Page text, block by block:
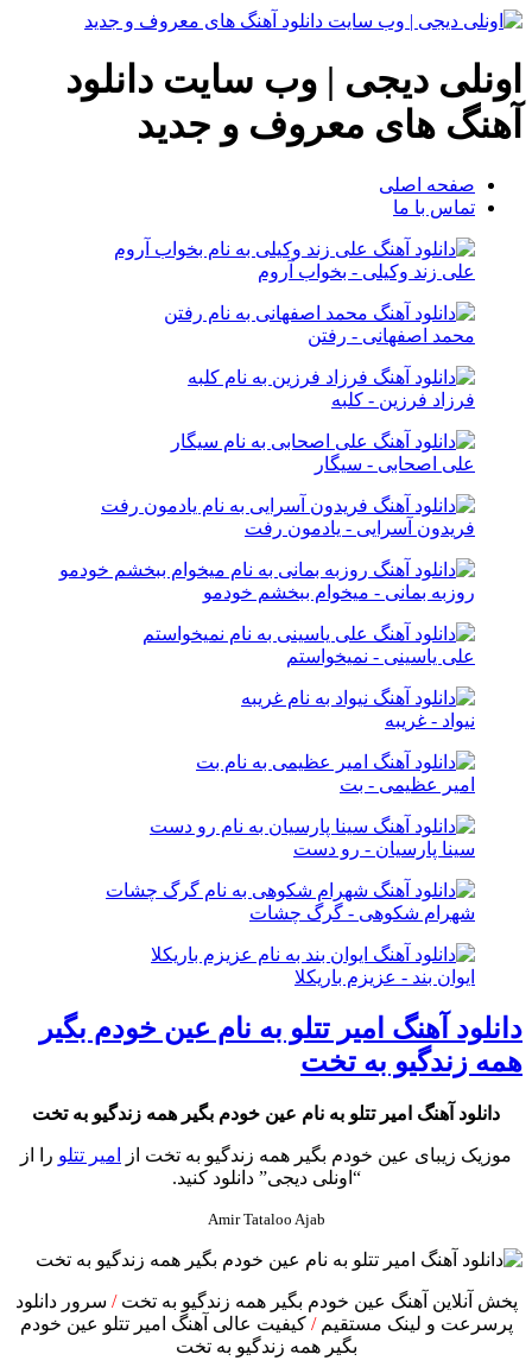
اونلی دیجی | وب سایت دانلود
آهنگ های معروف و جدید
صفحه اصلی
تماس با ما
علی زند وکیلی - بخواب آروم
محمد اصفهانی - رفتن
فرزاد فرزین - کلبه
علی اصحابی - سیگار
فریدون آسرایی - یادمون رفت
روزبه بمانی - میخوام ببخشم خودمو
علی یاسینی - نمیخواستم
نیواد - غریبه
امیر عظیمی - بت
سینا پارسیان - رو دست
شهرام شکوهی - گرگ چشات
ایوان بند - عزیزم باریکلا
دانلود آهنگ امیر تتلو به نام عین خودم بگیر
همه زندگیو به تخت
دانلود آهنگ امیر تتلو به نام عین خودم بگیر همه زندگیو به تخت
موزیک زیبای عین خودم بگیر همه زندگیو به تخت از امیر تتلو را از
“اونلی دیجی” دانلود کنید.
Amir Tataloo Ajab
پخش آنلاین آهنگ عین خودم بگیر همه زندگیو به تخت/ سرور دانلود
پرسرعت و لینک مستقیم/ کیفیت عالی آهنگ امیر تتلو عین خودم
بگیر همه زندگیو به تخت